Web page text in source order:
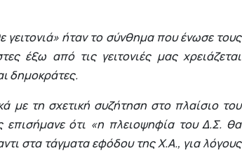
ήταν το σύνθημα που ένωσε τους
έξω από τις γειτονιές μας χρειάζεται
δημοκράτες.
με τη σχετική συζήτηση στο πλαίσιο του
ότι «η πλειοψηφία του Δ.Σ. θα
στα τάγματα εφόδου της Χ.Α., για λόγους